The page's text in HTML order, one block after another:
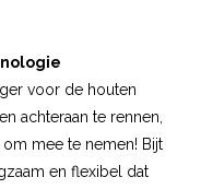
voor de houten
achteraan te rennen,
mee te nemen! Bijt
en flexibel dat